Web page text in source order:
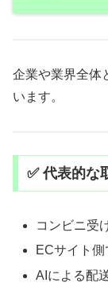
企業や業界全体
います。
✅ 代表的な
コンビニ受
ECサイト
AIによる配